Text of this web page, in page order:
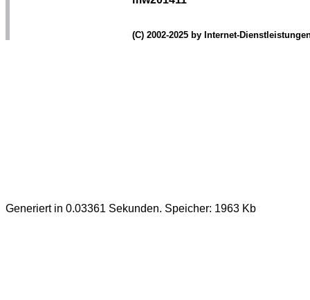
(C) 2002-2025 by Internet-
Generiert in 0.03361 Sekunden. Speicher: 1963 Kb